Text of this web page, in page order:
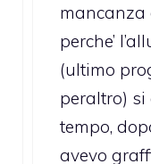
mancanza
perche’
(ultimo
peraltro) si
tempo,
avevo